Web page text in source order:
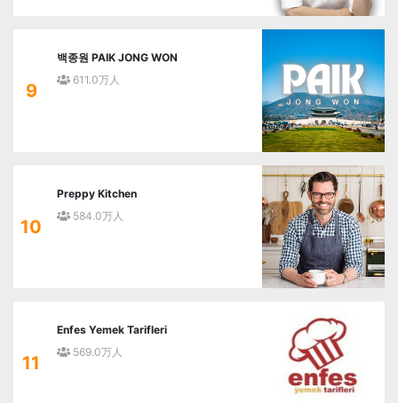
9
백종원 PAIK JONG WON
611.0万人
10
Preppy Kitchen
584.0万人
11
Enfes Yemek Tarifleri
569.0万人